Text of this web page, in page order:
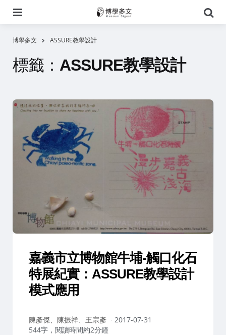
尋
博學多文 ASSURE教學設計
標籤： ASSURE教學設計
嘉義市立博物館牛埔-觸口化石
特展紀實：ASSURE教學設計
模式應用
作
者：
陳彥傑、陳振祥、王宗彥
2017-07-31
544字，閱讀時間約2分鐘